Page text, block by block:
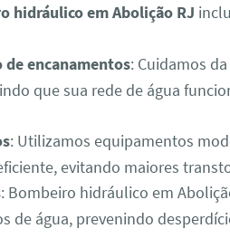
hidráulico em Abolição RJ
de encanamentos: Cuidamos da
que sua rede de água
: Utilizamos equipamentos
evitando maiores
: Bombeiro hidráulico em
de água, prevenindo